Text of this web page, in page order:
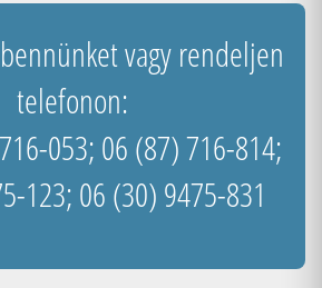
vagy rendeljen
telefonon:
053; 06 (87) 716-814;
123; 06 (30) 9475-831